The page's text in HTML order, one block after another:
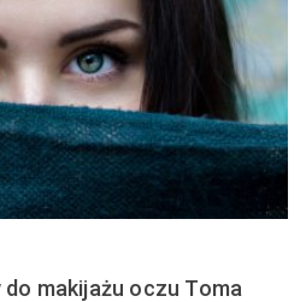
makijażu oczu Toma